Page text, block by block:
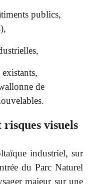
publics,
de
visuels
industriel, sur
du Parc Naturel
majeur sur une